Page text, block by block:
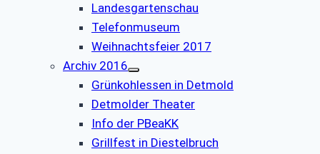
Landesgartenschau
Telefonmuseum
Weihnachtsfeier 2017
Archiv 2016
Grünkohlessen in Detmold
Detmolder Theater
Info der PBeaKK
Grillfest in Diestelbruch